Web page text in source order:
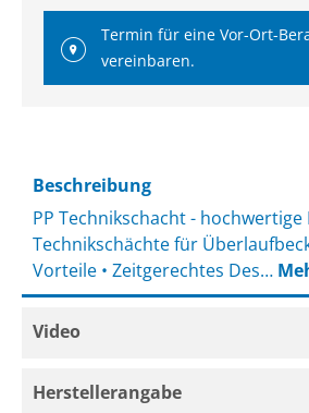
Termin für eine Vor-Ort-
vereinbaren.
Beschreibung
PP Technikschacht -
Technikschächte für
Vorteile • Zeitgerechtes Des…
Video
Herstellerangabe